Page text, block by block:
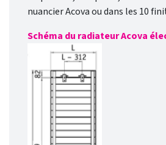
nuancier Acova ou dans les 10
Schéma du radiateur Acova